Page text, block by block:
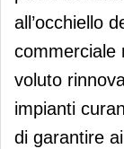
all’occhiello
commerciale
voluto
impianti
di garantire